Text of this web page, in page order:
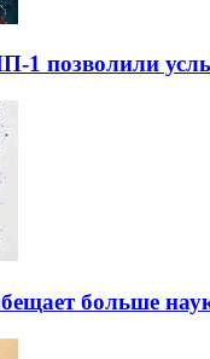
1 позволили
больше